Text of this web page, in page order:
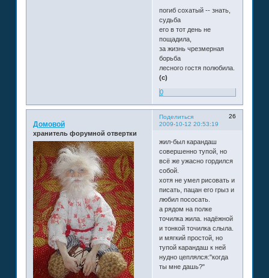
погиб сохатый -- знать,
судьба
его в тот день не
пощадила,
за жизнь чрезмерная
борьба
лесного гостя полюбила.
(c)
0
Поделиться
26
2009-10-12 20:53:19
Домовой
хранитель форумной отвертки
жил-был карандаш
совершенно тупой, но
всё же ужасно гордился
собой.
хотя не умел рисовать и
писать, пацан его грыз и
любил пососать.
а рядом на полке
точилка жила. надёжной
и тонкой точилка слыла.
и мягкий простой, но
тупой карандаш к ней
нудно цеплялся:"когда
ты мне дашь?"